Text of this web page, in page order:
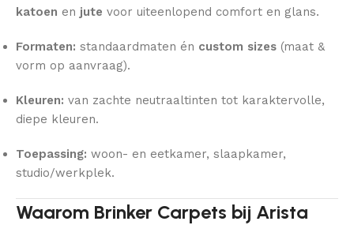
katoen en jute voor uiteenlopend comfort en glans.
Formaten: standaardmaten én custom sizes (maat &
vorm op aanvraag).
Kleuren: van zachte neutraaltinten tot karaktervolle,
diepe kleuren.
Toepassing: woon- en eetkamer, slaapkamer,
studio/werkplek.
Waarom Brinker Carpets bij Arista